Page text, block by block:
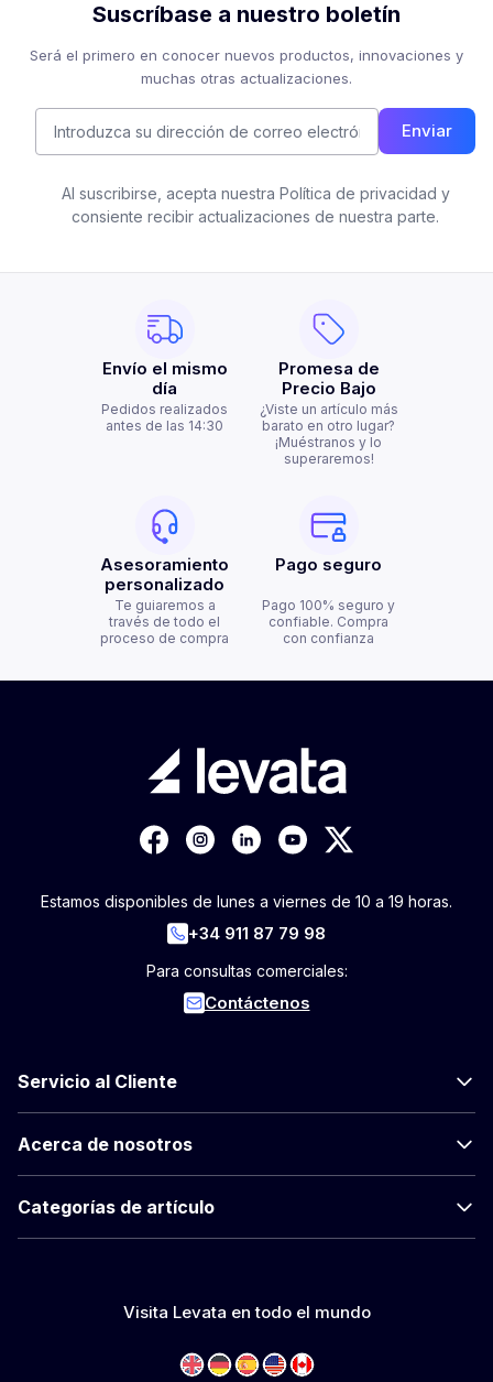
Suscríbase a nuestro boletín
Será el primero en conocer nuevos productos, innovaciones y
muchas otras actualizaciones.
Enviar
Al suscribirse, acepta nuestra Política de privacidad y
consiente recibir actualizaciones de nuestra parte.
Envío el mismo
día
Pedidos realizados
antes de las 14:30
Promesa de
Precio Bajo
¿Viste un artículo más
barato en otro lugar?
¡Muéstranos y lo
superaremos!
Asesoramiento
personalizado
Te guiaremos a
través de todo el
proceso de compra
Pago seguro
Pago 100% seguro y
confiable. Compra
con confianza
Estamos disponibles de lunes a viernes de 10 a 19 horas.
+34 911 87 79 98
Para consultas comerciales:
Contáctenos
Servicio al Cliente
Acerca de nosotros
Categorías de artículo
Visita Levata en todo el mundo